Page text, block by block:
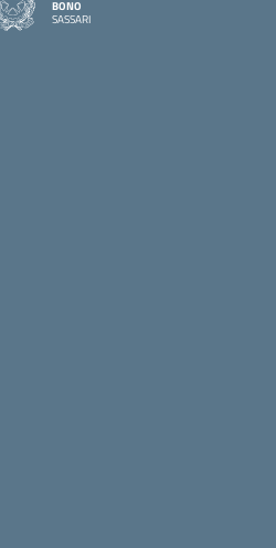
BONO
SASSARI